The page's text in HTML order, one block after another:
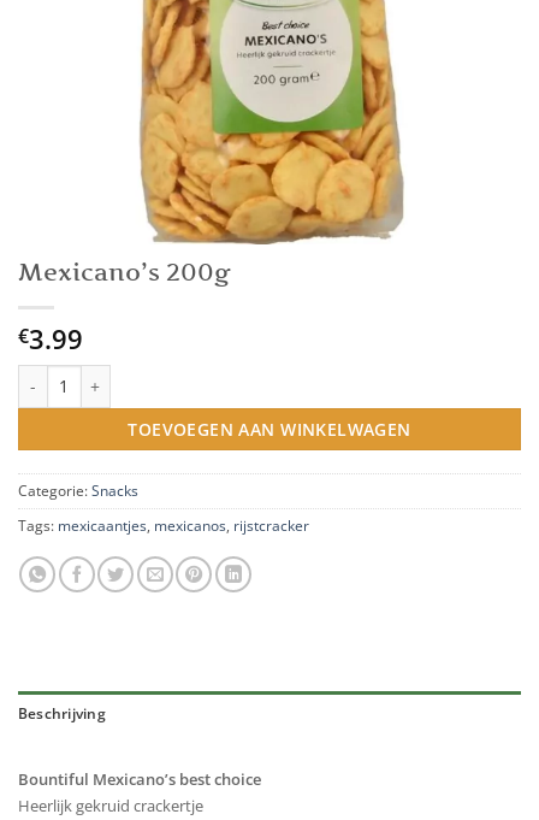
Mexicano’s 200g
€3.99
Mexicano's 200g aantal
TOEVOEGEN AAN WINKELWAGEN
Categorie: Snacks
Tags: mexicaantjes mexicanos rijstcracker
Beschrijving
Bountiful Mexicano’s best choice
Heerlijk gekruid crackertje